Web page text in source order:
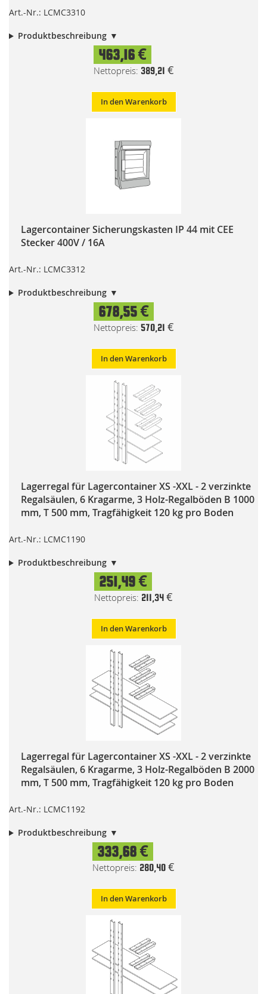
Art.-Nr.: LCMC3310
Produktbeschreibung
463,16 €
389,21 €
In den Warenkorb
Lagercontainer Sicherungskasten IP 44 mit CEE
Stecker 400V / 16A
Art.-Nr.: LCMC3312
Produktbeschreibung
678,55 €
570,21 €
In den Warenkorb
Lagerregal für Lagercontainer XS -XXL - 2 verzinkte
Regalsäulen, 6 Kragarme, 3 Holz-Regalböden B 1000
mm, T 500 mm, Tragfähigkeit 120 kg pro Boden
Art.-Nr.: LCMC1190
Produktbeschreibung
251,49 €
211,34 €
In den Warenkorb
Lagerregal für Lagercontainer XS -XXL - 2 verzinkte
Regalsäulen, 6 Kragarme, 3 Holz-Regalböden B 2000
mm, T 500 mm, Tragfähigkeit 120 kg pro Boden
Art.-Nr.: LCMC1192
Produktbeschreibung
333,68 €
280,40 €
In den Warenkorb